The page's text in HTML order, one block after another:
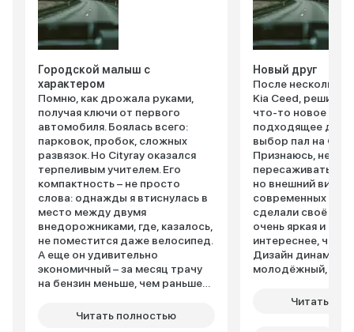
Городской малыш с
характером
Помню, как дрожала руками,
получая ключи от первого
автомобиля. Боялась всего:
парковок, пробок, сложных
развязок. Но Cityray оказался
терпеливым учителем. Его
компактность – не просто
слова: однажды я втиснулась в
место между двумя
внедорожниками, где, казалось,
не поместится даже велосипед.
А еще он удивительно
экономичный – за месяц трачу
на бензин меньше, чем раньше
просторно: подруга, ростом
Читать полностью
Новый друг
После
Kia Ceed, решила
что-то новое и
подходящее для
выбор пал на
Признаюсь,
пересаживаться
но внешний вид и
современных
сделали своё
очень яркая и
интереснее, чем
Дизайн
молодёжный,
современно:
Читать